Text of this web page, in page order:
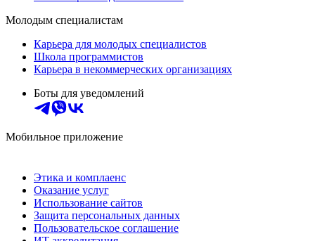
Молодым специалистам
Карьера для молодых специалистов
Школа программистов
Карьера в некоммерческих организациях
Боты для уведомлений
Мобильное приложение
Этика и комплаенс
Оказание услуг
Использование сайтов
Защита персональных данных
Пользовательское соглашение